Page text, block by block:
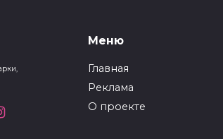
Меню
Главная
Реклама
О проекте